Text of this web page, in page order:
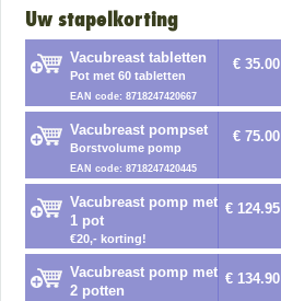
Uw stapelkorting
Vacubreast tabletten
Pot met 60 tabletten
EAN code: 8718247420667
€ 35.00
Vacubreast pompset
Borstvolume pomp
EAN code: 8718247420445
€ 75.00
Vacubreast pomp met
1 pot
€20,- korting!
€ 124.95
Vacubreast pomp met
2 potten
€ 134.90